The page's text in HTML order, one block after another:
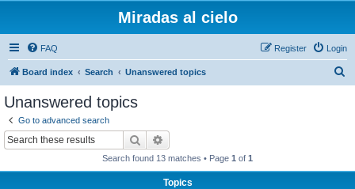
Miradas al cielo
FAQ Login
Register
Board index Search Unanswered topics
Unanswered topics
Go to advanced search
Search
Search found 13 matches • Page 1 of 1
Topics